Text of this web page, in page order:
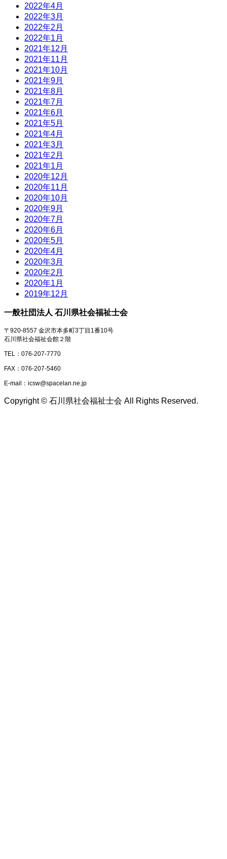
2022年4月
2022年3月
2022年2月
2022年1月
2021年12月
2021年11月
2021年10月
2021年9月
2021年8月
2021年7月
2021年6月
2021年5月
2021年4月
2021年3月
2021年2月
2021年1月
2020年12月
2020年11月
2020年10月
2020年9月
2020年7月
2020年6月
2020年5月
2020年4月
2020年3月
2020年2月
2020年1月
2019年12月
一般社団法人 石川県社会福祉士会
〒920-8557 金沢市本多町3丁目1番10号
石川県社会福祉会館２階
TEL：076-207-7770
FAX：076-207-5460
E-mail：icsw@spacelan.ne.jp
Copyright © 石川県社会福祉士会 All Rights Reserved.